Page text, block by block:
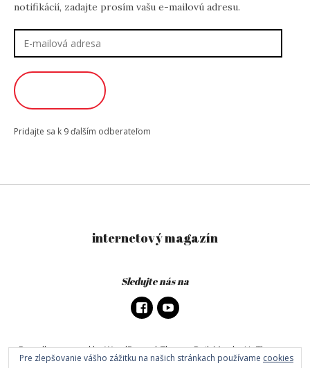
notifikácií, zadajte prosím vašu e-mailovú adresu.
adresa
Pridajte sa k 9 ďalším odberateľom
internetový magazín
Sledujte nás na
Proudly powered by WordPress|Theme: DailyMag byUpThemes.
Pre zlepšovanie vášho zážitku na našich stránkach používame cookies